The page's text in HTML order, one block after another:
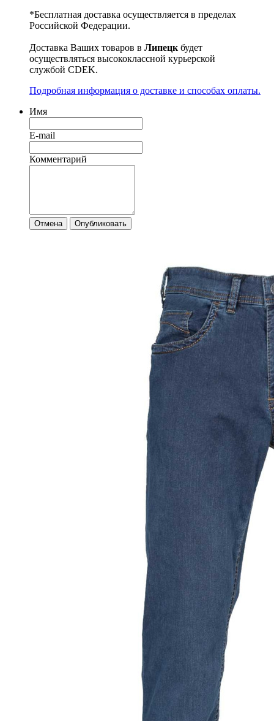
*Бесплатная доставка осуществляется в пределах
Российской Федерации.
Доставка Ваших товаров в Липецкбудет
осуществляться высококлассной курьерской
службой CDEK.
Подробная информация о доставке и способах оплаты.
Имя
E-mail
Комментарий
Отмена Опубликовать